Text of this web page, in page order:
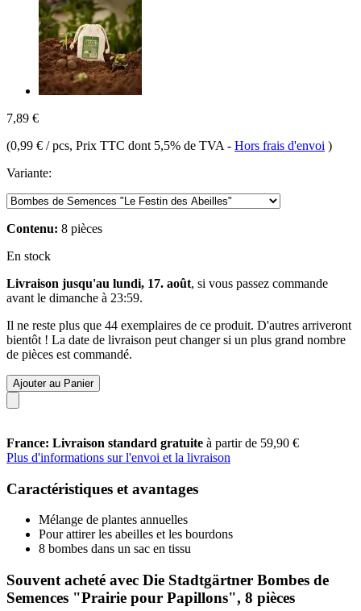
7,89 €
(0,99 € / pcs, Prix TTC dont 5,5% de TVA - Hors frais d'envoi )
Variante:
Contenu: 8 pièces
En stock
Livraison jusqu'au lundi, 17. août, si vous passez commande
avant le dimanche à 23:59.
Il ne reste plus que 44 exemplaires de ce produit. D'autres arriveront
bientôt ! La date de livraison peut changer si un plus grand nombre
de pièces est commandé.
Ajouter au Panier
France: Livraison standard gratuite à partir de 59,90 €
Plus d'informations sur l'envoi et la livraison
Caractéristiques et avantages
Mélange de plantes annuelles
Pour attirer les abeilles et les bourdons
8 bombes dans un sac en tissu
Souvent acheté avec Die Stadtgärtner Bombes de
Semences "Prairie pour Papillons", 8 pièces